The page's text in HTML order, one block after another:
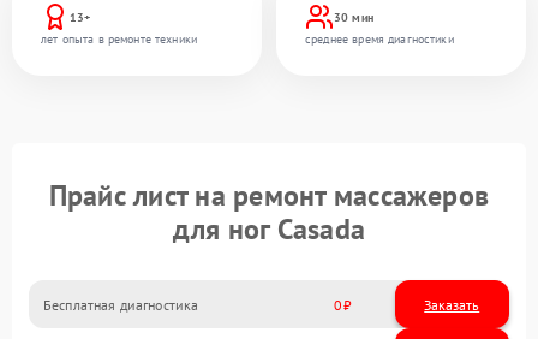
13+
лет опыта в ремонте техники
30 мин
среднее время диагностики
Прайс лист на ремонт массажеров
для ног Casada
Бесплатная диагностика 0 Заказать